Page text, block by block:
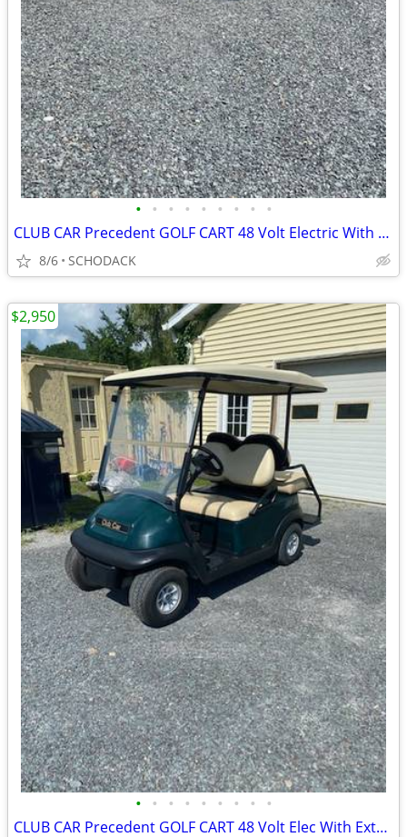
• • • • • • • • •
CLUB CAR Precedent GOLF CART 48 Volt Electric With Rear Seat
8/6 SCHODACK
• • • • • • • • •
CLUB CAR Precedent GOLF CART 48 Volt Elec With Extended Roof Rear Seat
$2,950